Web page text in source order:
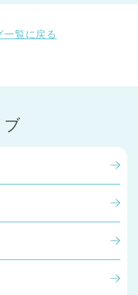
覧に戻る
ブ